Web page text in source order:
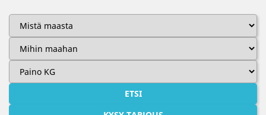
ETSI